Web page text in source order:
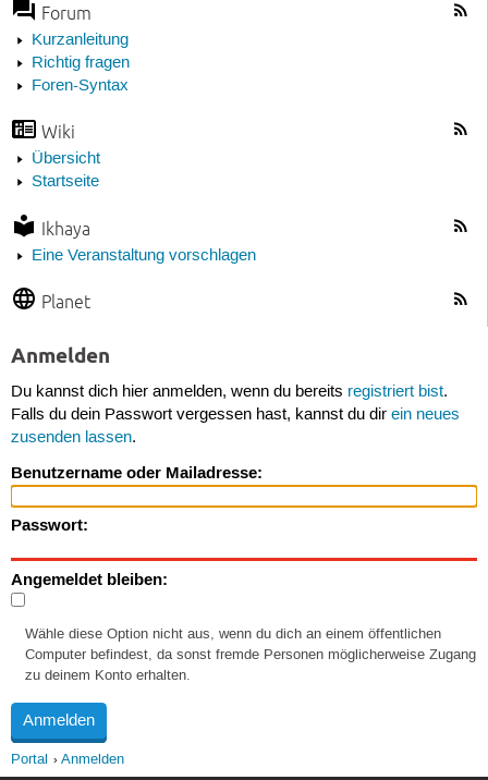
Forum
Kurzanleitung
Richtig fragen
Foren-Syntax
Wiki
Übersicht
Startseite
Ikhaya
Eine Veranstaltung vorschlagen
Planet
Anmelden
Du kannst dich hier anmelden, wenn du bereits registriert bist.
Falls du dein Passwort vergessen hast, kannst du dir ein neues
zusenden lassen.
Benutzername oder Mailadresse:
Passwort:
Angemeldet bleiben:
Wähle diese Option nicht aus, wenn du dich an einem öffentlichen
Computer befindest, da sonst fremde Personen möglicherweise Zugang
zu deinem Konto erhalten.
Portal Anmelden